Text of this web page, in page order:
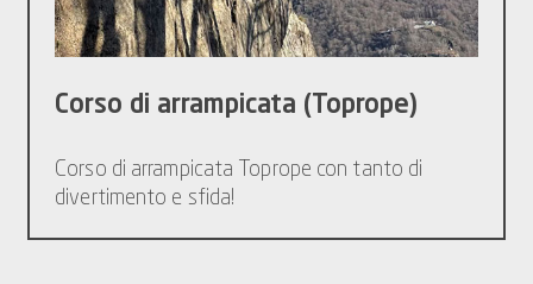
Corso di arrampicata (Toprope)
Corso di arrampicata Toprope con tanto di
divertimento e sfida!